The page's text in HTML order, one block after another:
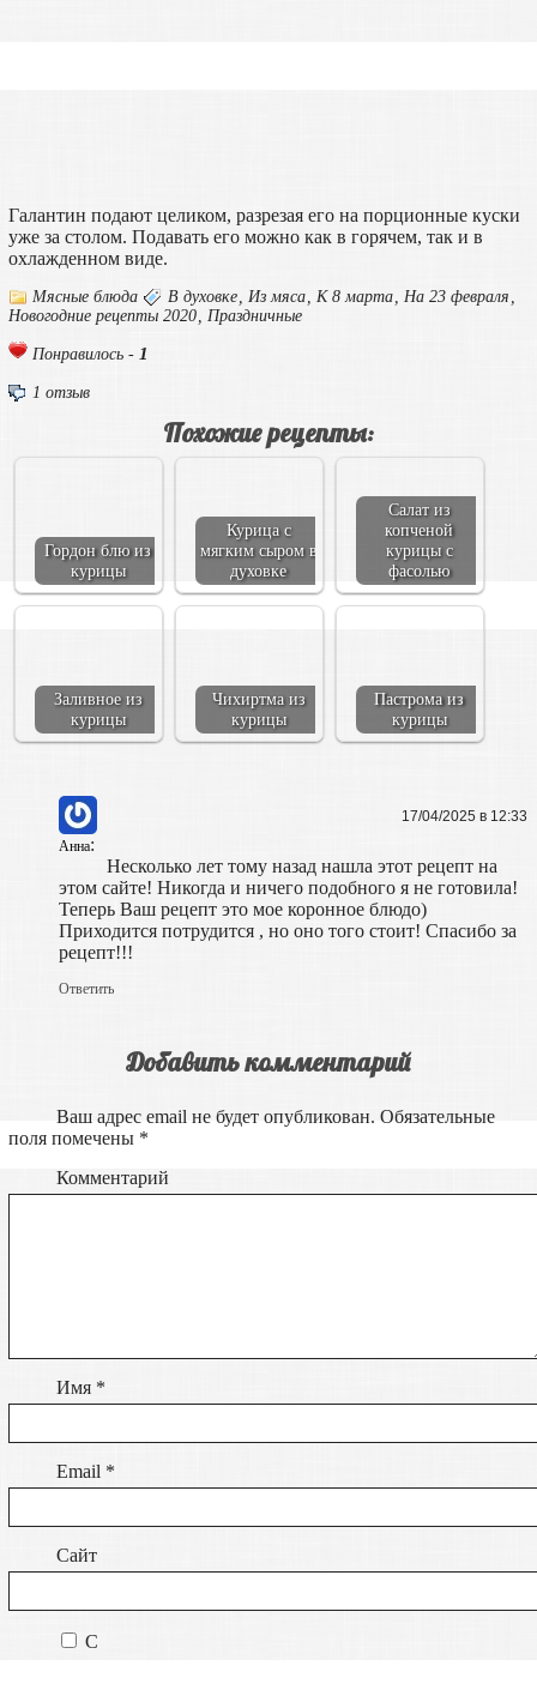
Галантин подают целиком, разрезая его на порционные куски
уже за столом. Подавать его можно как в горячем, так и в
охлажденном виде.
Мясные блюда В духовке, Из мяса, К 8 марта, На 23 февраля ,
Новогодние рецепты 2020, Праздничные
Понравилось -1
1 отзыв
Похожие рецепты:
Гордон блю из
курицы
Курица с
мягким сыром в
духовке
Салат из
копченой
курицы с
фасолью
Заливное из
курицы
Чихиртма из
курицы
Пастрома из
курицы
Анна:
17/04/2025 в 12:33
Несколько лет тому назад нашла этот рецепт на
этом сайте! Никогда и ничего подобного я не готовила!
Теперь Ваш рецепт это мое коронное блюдо)
Приходится потрудится , но оно того стоит! Спасибо за
рецепт!!!
Ответить
Добавить комментарий
Ваш адрес email не будет опубликован. Обязательные
поля помечены *
Комментарий
Имя *
Email *
Сайт
С